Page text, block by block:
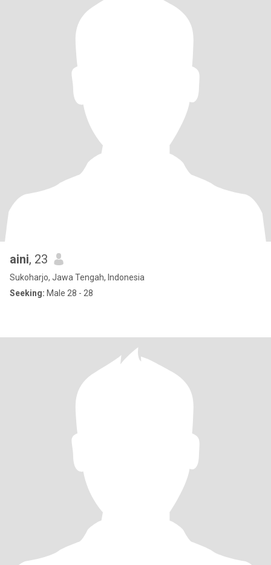
aini, 23
Sukoharjo, Jawa Tengah, Indonesia
Seeking: Male 28 - 28